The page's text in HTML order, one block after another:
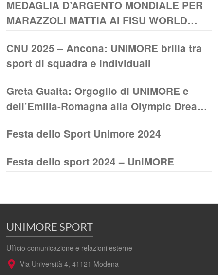
MEDAGLIA D’ARGENTO MONDIALE PER
MARAZZOLI MATTIA AI FISU WORLD
CHAMPIONSHIPS CASSINO 2026
CNU 2025 – Ancona: UNIMORE brilla tra
sport di squadra e individuali
Greta Guaita: Orgoglio di UNIMORE e
dell’Emilia-Romagna alla Olympic Dream
Festa dello Sport Unimore 2024
Festa dello sport 2024 – UniMORE
UNIMORE SPORT
Ufficio comunicazione e relazioni esterne
Via Università 4, 41121 Modena